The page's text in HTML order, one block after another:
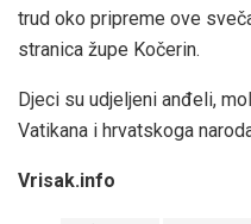
trud oko pripreme ove
stranica župe Kočerin.
Djeci su udjeljeni anđeli,
Vatikana i hrvatskoga
Vrisak.info